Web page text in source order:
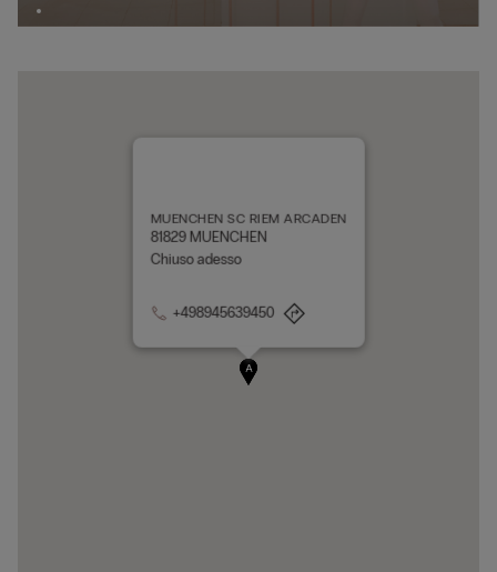
A
MUENCHEN SC RIEM ARCADEN
81829 MUENCHEN
Chiuso adesso
+498945639450